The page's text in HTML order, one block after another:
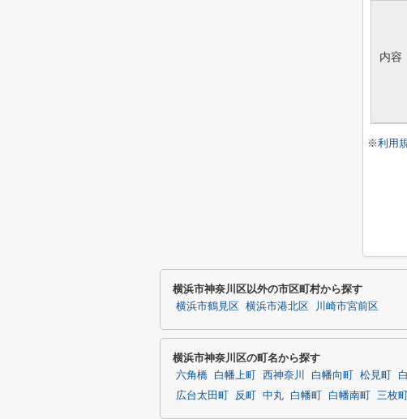
内容
※利用
横浜市神奈川区以外の市区町村から探す
横浜市鶴見区 横浜市港北区 川崎市宮前区
横浜市神奈川区の町名から探す
六角橋 白幡上町 西神奈川 白幡向町 松見町
広台太田町
反町 中丸 白幡町 白幡南町 三枚町